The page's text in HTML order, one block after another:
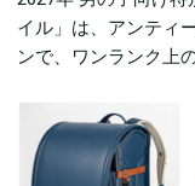
イル」は、アンティ
ンで、ワンランク上